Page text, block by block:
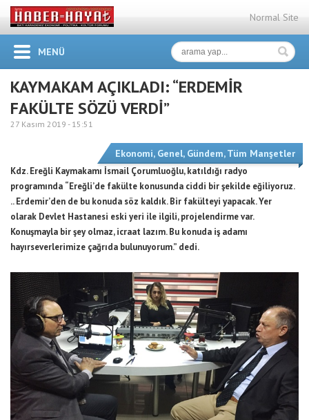
Normal Site
MENÜ
KAYMAKAM AÇIKLADI: “ERDEMİR
FAKÜLTE SÖZÜ VERDİ”
27 Kasım 2019 - 15:51
Ekonomi, Genel, Gündem,Tüm Manşetler
Kdz. Ereğli Kaymakamı İsmail Çorumluoğlu,katıldığı radyo
programında “Ereğli’de fakülte konusunda ciddi bir şekilde eğiliyoruz.
.. Erdemir’den de bu konuda söz kaldık. Bir fakülteyi yapacak. Yer
olarak Devlet Hastanesi eski yeri ile ilgili, projelendirme var.
Konuşmayla bir şey olmaz, icraat lazım. Bu konuda iş adamı
hayırseverlerimize çağrıda bulunuyorum.” dedi.